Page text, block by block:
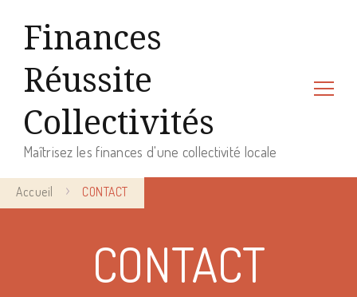
Finances
Réussite
Collectivités
Maîtrisez les finances d'une collectivité locale
Accueil CONTACT
CONTACT